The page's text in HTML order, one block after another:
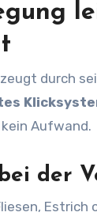
durch
Aufwand.
der
Estrich